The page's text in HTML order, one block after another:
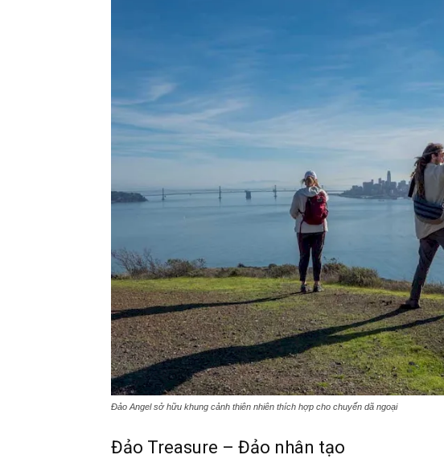
Đảo Angel sở hữu khung cảnh thiên nhiên thích hợp cho chuyến dã ngoại
Đảo Treasure – Đảo nhân tạo